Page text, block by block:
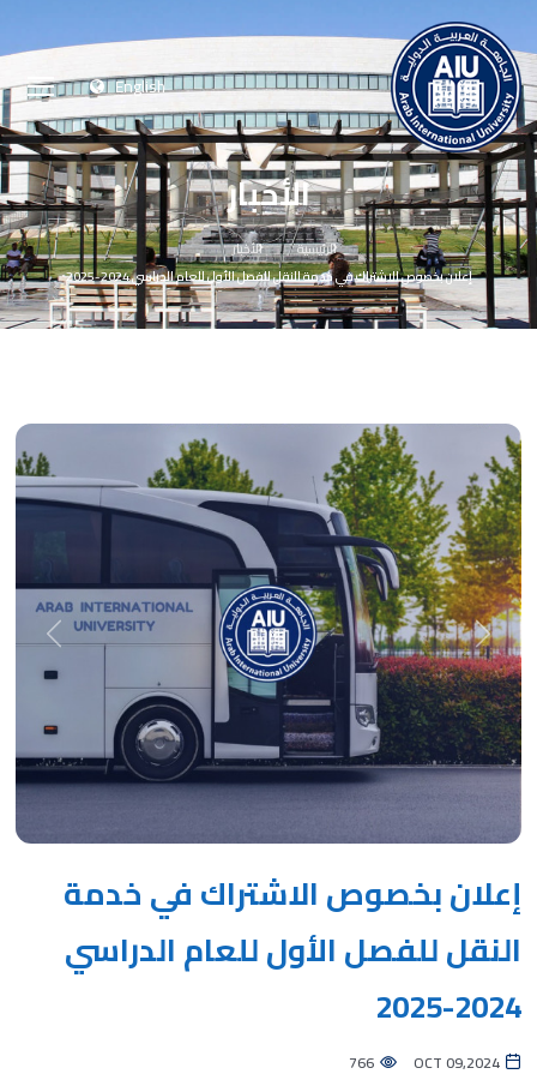
English
الأخبار
الرئيسية
الأخبار
إعلان بخصوص الاشتراك في خدمة النقل للفصل الأول للعام الدراسي 2024-2025
Previous
Next
إعلان بخصوص الاشتراك في خدمة
النقل للفصل الأول للعام الدراسي
2024-2025
OCT 09,2024
766